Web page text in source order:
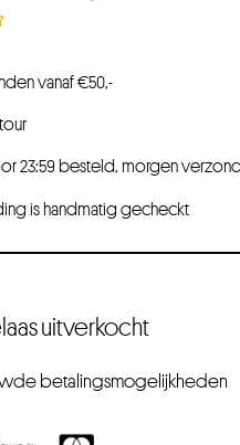
vanaf €50,-
23:59 besteld, morgen
is handmatig gecheckt
uitverkocht
betalingsmogelijkheden